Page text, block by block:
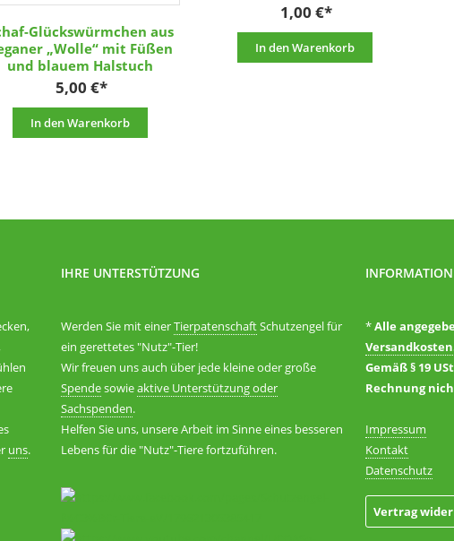
Glückswürmchen aus
„Wolle“ mit Füßen
und blauem Halstuch
5,00€
In den Warenkorb
1,00 €
In den Warenkorb
uns.
IHRE UNTERSTÜTZUNG
Werden Sie mit einerTierpatenschaftSchutzengel für
ein gerettetes "Nutz"-Tier!
Wir freuen uns auch über jede kleine oder große
Spendesowieaktive Unterstützung oder
Sachspenden.
Helfen Sie uns, unsere Arbeit im Sinne eines besseren
Lebens für die "Nutz"-Tiere fortzuführen.
*Alle
Versandkosten
Gemäß § 19
Rechnung
Impressum
Kontakt
Datenschutz
Vertrag